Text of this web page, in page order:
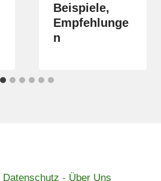
Beispiele,
Empfehlunge
n
Datenschutz - Über Uns